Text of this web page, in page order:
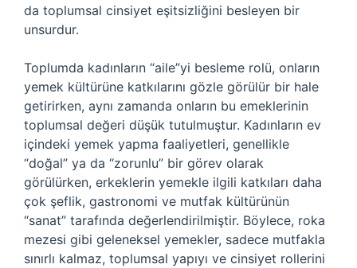
da toplumsal cinsiyet eşitsizliğini besleyen bir
unsurdur.
Toplumda kadınların “aile”yi besleme rolü, onların
yemek kültürüne katkılarını gözle görülür bir hale
getirirken, aynı zamanda onların bu emeklerinin
toplumsal değeri düşük tutulmuştur. Kadınların ev
içindeki yemek yapma faaliyetleri, genellikle
“doğal” ya da “zorunlu” bir görev olarak
görülürken, erkeklerin yemekle ilgili katkıları daha
çok şeflik, gastronomi ve mutfak kültürünün
“sanat” tarafında değerlendirilmiştir. Böylece, roka
mezesi gibi geleneksel yemekler, sadece mutfakla
sınırlı kalmaz, toplumsal yapıyı ve cinsiyet rollerini